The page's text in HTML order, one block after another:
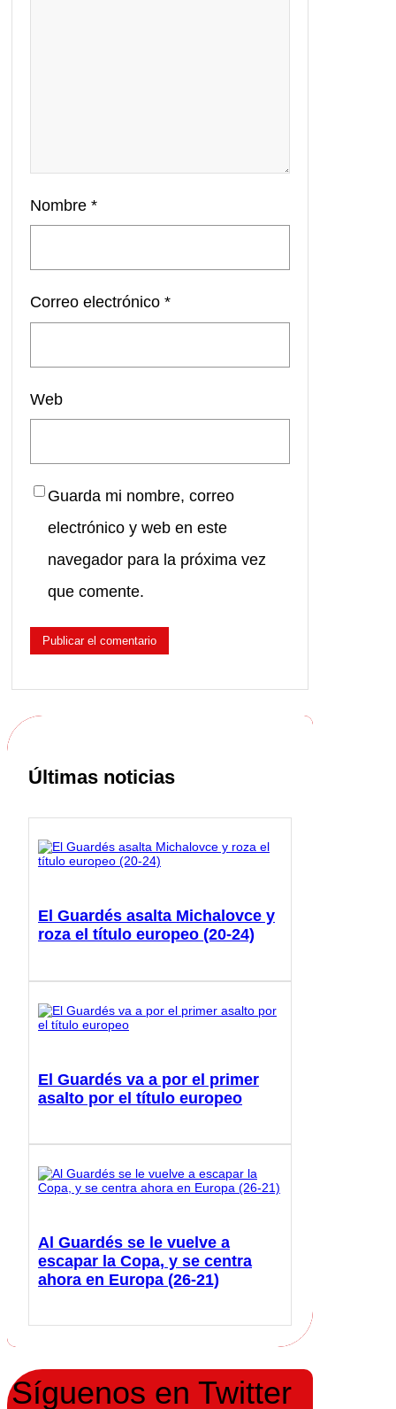
Nombre *
Correo electrónico *
Web
Guarda mi nombre, correo
electrónico y web en este
navegador para la próxima vez
que comente.
Últimas noticias
El Guardés asalta Michalovce y
roza el título europeo (20-24)
El Guardés va a por el primer
asalto por el título europeo
Al Guardés se le vuelve a
escapar la Copa, y se centra
ahora en Europa (26-21)
Síguenos en Twitter